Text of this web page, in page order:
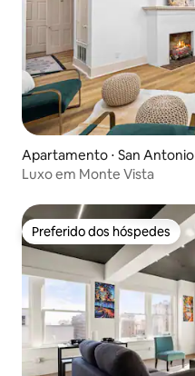
Apartamento ⋅ San Antonio
Luxo em Monte Vista
Preferido dos hóspedes
Preferido dos hóspedes